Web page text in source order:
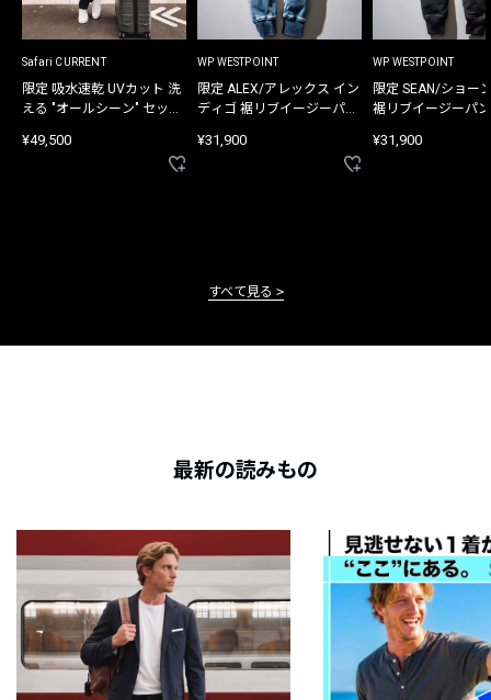
Safari CURRENT
限定 吸水速乾 UVカット 洗
える "オールシーン" セット
¥49,500
WP WESTPOINT
限定 ALEX/アレックス イン
ディゴ 裾リブイージーパン
¥31,900
WP WESTPOINT
限定 SEAN/ショー
裾リブイージーパ
¥31,900
すべて見る
最新の読みもの